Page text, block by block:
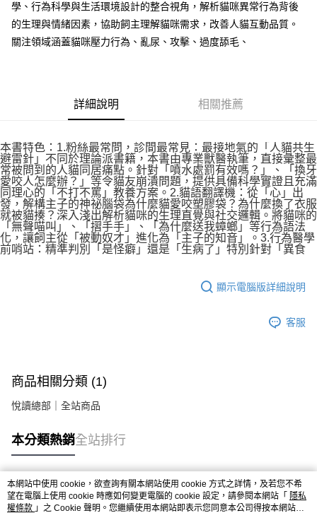
學、行為科學與生活環境設計的整合視角，解析貓咪異常行為背後
的生理與情緒因素，協助飼主理解貓咪需求，改善人貓互動品質。
關注領域涵蓋貓咪壓力行為、亂尿、攻擊、過度舔毛、
詳細說明 相關推薦
本書特色：1.粉絲最常問，診間最常見：最接地氣的「人貓共生
避雷針」不同於理論派書籍，本書由專業獸醫執筆，直接彙整最
常被問到的人貓同居痛點。針對「噴水處罰有效嗎？」、「換牙
愛咬人怎麼辦？」等令貓友崩潰問題，提供具備科學實證且充滿
同理心的「不打不罵」教養方案。2.貓語翻譯機：從「心」出
發，解構主子的神祕腦袋為什麼貓愛咬塑膠袋？為什麼換了衣服
就被貓揍？深入淺出解析貓咪的生理直覺與社交邏輯。將貓咪的
「無聲喵叫」、「摺手手」、「為什麼送我蟑螂」等行為語法
化，讓飼主從「被動奴才」進化為「主子的知音」。3.行為醫學
前哨站：精準判別「是怪癖」還是「生病了」特別針對「異食
顯示電腦版詳細說明
客服
商品相關分類 (1)
悅讀總部｜全站商品
本分類熱銷全站排行
熱門標籤
本網站中使用 cookie，欲查詢有關本網站使用 cookie 方式之詳情，及若您不希
望在電腦上使用 cookie 時應如何變更電腦的 cookie 設定，請參閱本網站「 隱私
權條款 」之 Cookie 聲明。您繼續使用本網站即表示您同意本公司得按本網站使